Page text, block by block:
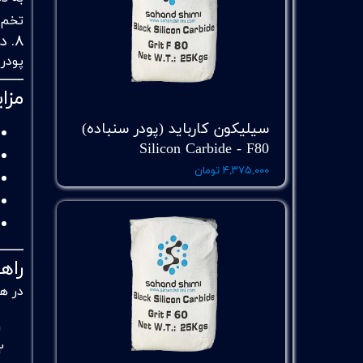
۸. داروسازی و بهداشتی
پودر مش
در
سیلیکون کارباید (پودر سنباده)
Silicon Carbide - F80
۴,۳۷۵,۰۰۰ تومان